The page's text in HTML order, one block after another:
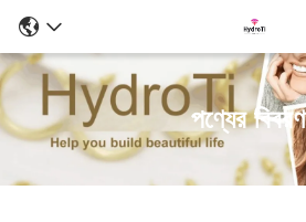
পণ্যের বিবরণ